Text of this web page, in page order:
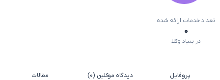
تعداد خدمات ارائه شده
۰
در بنیاد وکلا
پروفایل دیدگاه موکلین (۰) مقالات